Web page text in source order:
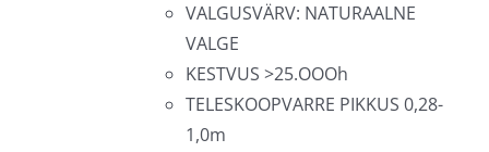
VALGUSVÄRV: NATURAALNE
VALGE
KESTVUS >25.OOOh
TELESKOOPVARRE PIKKUS 0,28-
1,0m